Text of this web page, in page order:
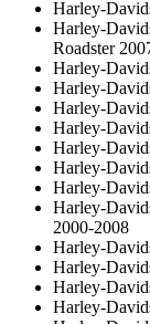
Harley-
Harley-
Roadster
Harley-
Harley-
Harley-
Harley-
Harley-
Harley-
Harley-
Harley-
2000-2008
Harley-
Harley-
Harley-
Harley-